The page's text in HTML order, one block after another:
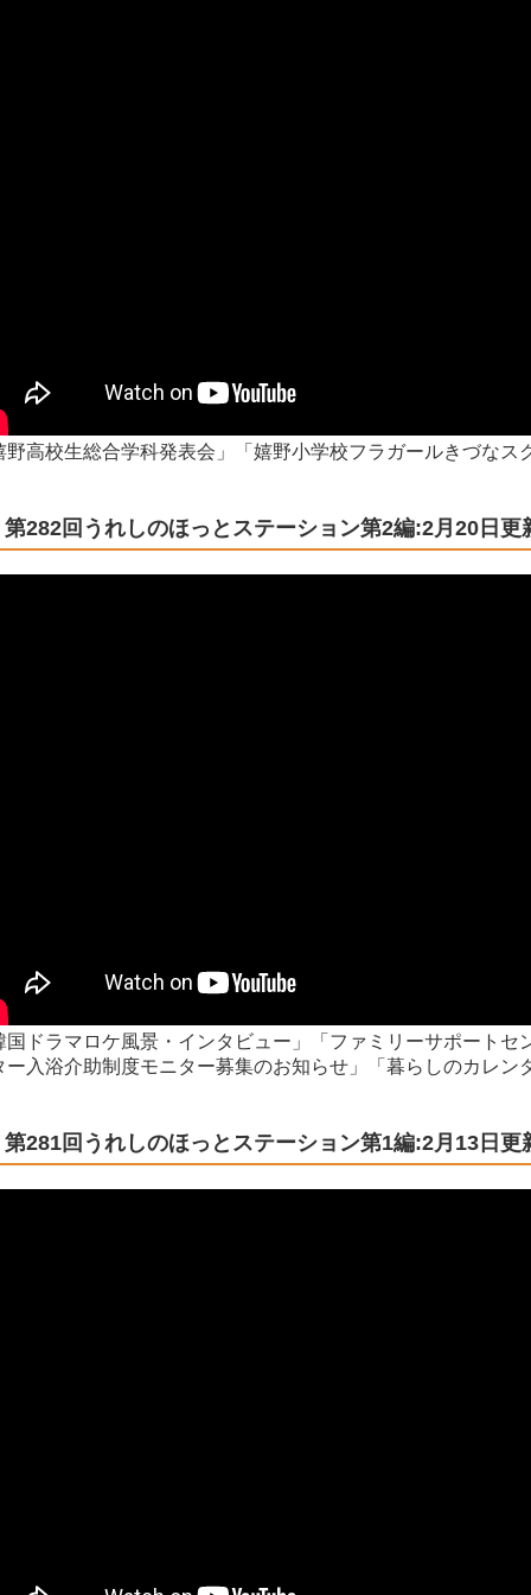
野高校生総合学科発表会」「嬉野小学校フラガールきづなス
第282回うれしのほっとステーション第2編:2月20日更
国ドラマロケ風景・インタビュー」「ファミリーサポートセ
ー入浴介助制度モニター募集のお知らせ」「暮らしのカレン
第281回うれしのほっとステーション第1編:2月13日更